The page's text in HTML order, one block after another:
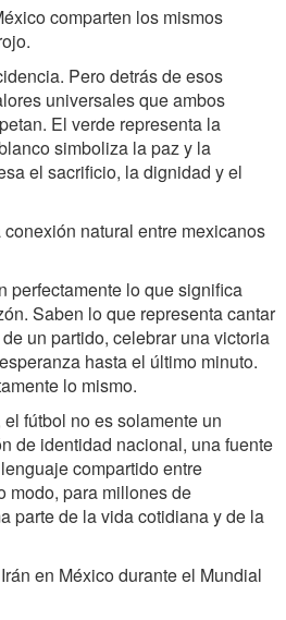
comparten los mismos
Pero detrás de esos
universales que ambos
El verde representa la
simboliza la paz y la
el sacrificio, la dignidad y el
natural entre mexicanos
perfectamente lo que significa
Saben lo que representa cantar
un partido, celebrar una victoria
hasta el último minuto.
lo mismo.
fútbol no es solamente un
de identidad nacional, una fuente
compartido entre
modo, para millones de
parte de la vida cotidiana y de la
en México durante el Mundial